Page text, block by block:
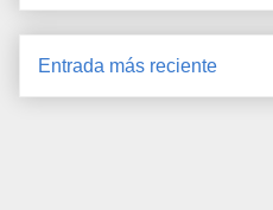
Entrada más reciente